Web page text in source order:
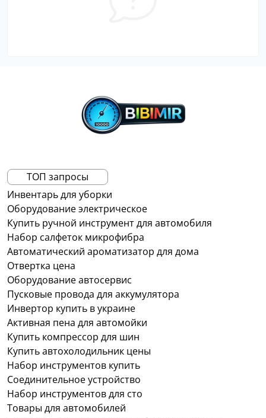
ТОП запросы
Инвентарь для уборки
Оборудование электрическое
Купить ручной инструмент для автомобиля
Набор салфеток микрофибра
Автоматический ароматизатор для дома
Отвертка цена
Оборудование автосервис
Пусковые провода для аккумулятора
Инвертор купить в украине
Активная пена для автомойки
Купить компрессор для шин
Купить автохолодильник цены
Набор инструментов купить
Соединительное устройство
Набор инструментов для сто
Товары для автомобилей